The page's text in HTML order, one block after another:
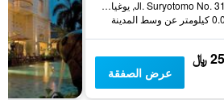
Jl. Suryotomo No. 31, يوغياخيرتا, إندونيسيا
0.0 كيلومتر عن وسط المدينة
﷼
عرض الصفقة